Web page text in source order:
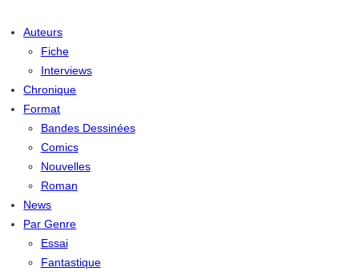
Auteurs
Fiche
Interviews
Chronique
Format
Bandes Dessinées
Comics
Nouvelles
Roman
News
Par Genre
Essai
Fantastique